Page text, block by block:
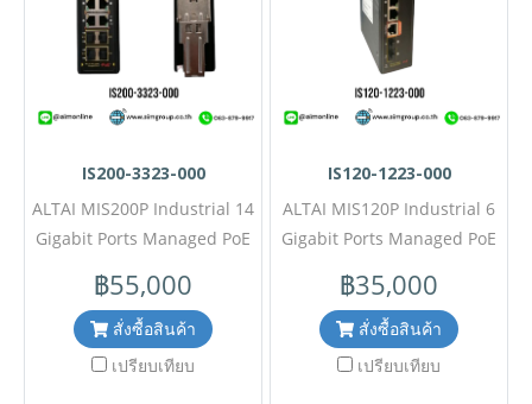
IS200-3323-000
ALTAI MIS200P Industrial 14
Gigabit Ports Managed PoE
ขอราคาพิเศษสำหรับงาน
โครงการติดต่อฝ่ายขาย Line
ID : @aimonline ฝ่ายขายโทร:
฿55,000
สั่งซื้อสินค้า
เปรียบเทียบ
IS120-1223-000
ALTAI MIS120P Industrial 6
Gigabit Ports Managed PoE
ขอราคาพิเศษสำหรับงาน
โครงการติดต่อฝ่ายขาย Line
ID : @aimonline ฝ่ายขายโทร:
฿35,000
สั่งซื้อสินค้า
เปรียบเทียบ